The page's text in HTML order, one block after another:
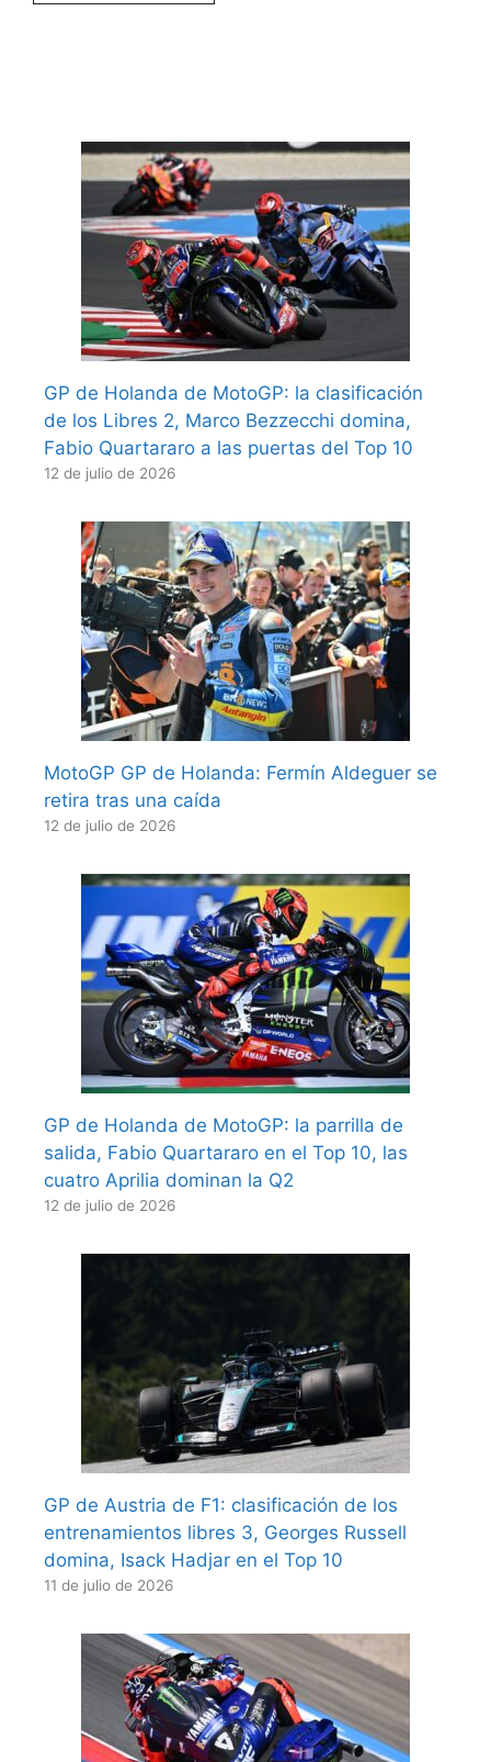
GP de Holanda de MotoGP: la clasificación
de los Libres 2, Marco Bezzecchi domina,
Fabio Quartararo a las puertas del Top 10
12 de julio de 2026
MotoGP GP de Holanda: Fermín Aldeguer se
retira tras una caída
12 de julio de 2026
GP de Holanda de MotoGP: la parrilla de
salida, Fabio Quartararo en el Top 10, las
cuatro Aprilia dominan la Q2
12 de julio de 2026
GP de Austria de F1: clasificación de los
entrenamientos libres 3, Georges Russell
domina, Isack Hadjar en el Top 10
11 de julio de 2026